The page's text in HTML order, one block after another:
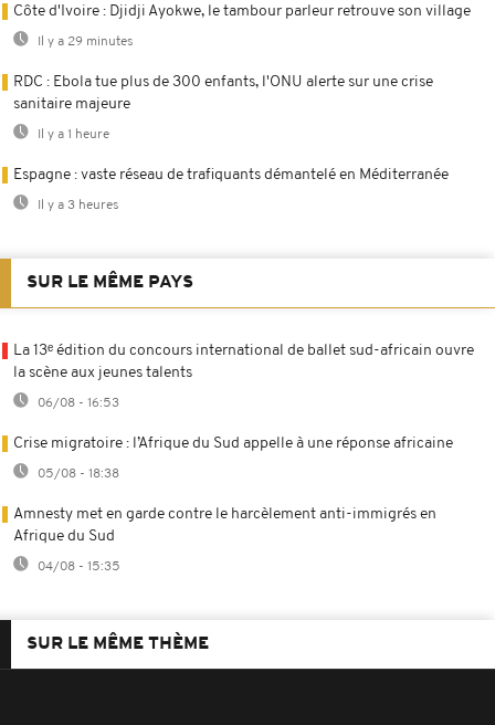
Côte d'Ivoire : Djidji Ayokwe, le tambour parleur retrouve son village
Il y a 29 minutes
RDC : Ebola tue plus de 300 enfants, l'ONU alerte sur une crise
sanitaire majeure
Il y a 1 heure
Espagne : vaste réseau de trafiquants démantelé en Méditerranée
Il y a 3 heures
SUR LE MÊME PAYS
La 13ᵉ édition du concours international de ballet sud-africain ouvre
la scène aux jeunes talents
06/08 - 16:53
Crise migratoire : l’Afrique du Sud appelle à une réponse africaine
05/08 - 18:38
Amnesty met en garde contre le harcèlement anti-immigrés en
Afrique du Sud
04/08 - 15:35
SUR LE MÊME THÈME